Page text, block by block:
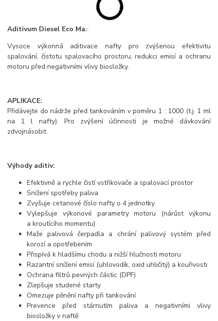
Aditivum Diesel Eco Max
Vysoce výkonná aditivace nafty pro zvýšenou efektivitu
spalování, čistotu spalovacího prostoru, redukci emisí a ochranu
motoru před negativními vlivy biosložky.
APLIKACE:
Přidávejte do nádrže před tankováním v poměru 1 : 1000 (t.j. 1 ml
na 1 l nafty). Pro zvýšení účinnosti je možné dávkování
zdvojnásobit.
Výhody aditiv:
Efektivně a rychle čistí vstřikovače a spalovací prostor
Snížení spotřeby paliva
Zvyšuje cetanové číslo nafty o 4 jednotky
Vylepšuje výkonové parametry motoru (nárůst výkonu
a kroutícího momentu)
Maže palivová čerpadla a chrání palivový systém před
korozí a opotřebením
Přispívá k hladšímu chodu a nižší hlučnosti motoru
Razantní snížení emisí (uhlovodík, oxid uhličitý) a kouřivosti
Ochrana filtrů pevných částic (DPF)
Zlepšuje studené starty
Omezuje pěnění nafty při tankování
Prevence před stárnutím paliva a negativními vlivy
biosložky v naftě